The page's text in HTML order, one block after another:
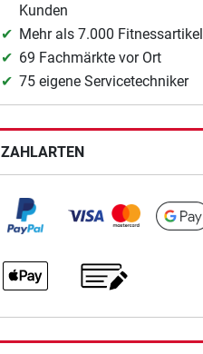
Kunden
Mehr als 7.000 Fitnessartikel
69 Fachmärkte vor Ort
75 eigene Servicetechniker
ZAHLARTEN